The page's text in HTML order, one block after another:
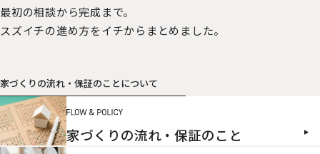
家づくりの流れ・保証のこと
最初の相談から完成まで。
スズイチの進め方をイチからまとめました。
家づくりの流れ・保証のことについて